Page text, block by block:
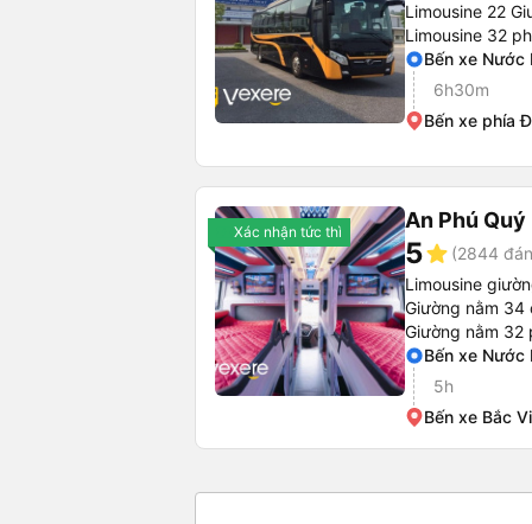
Limousine 22
Limousine 32
Bến xe Nước
6h30m
Bến xe phía
Xác nhận tức thì An Phú Quý
5star (2844
Limousine
Giường nằm 34
Giường nằm 32
Bến xe Nước
5h
Bến xe Bắc